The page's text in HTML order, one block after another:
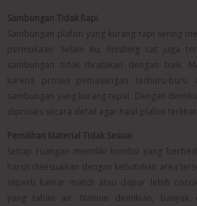
Sambungan Tidak Rapi
Sambungan plafon yang kurang rapi sering
permukaan. Selain itu, finishing cat juga
sambungan tidak diratakan dengan baik.
karena proses pemasangan terburu-buru
sambungan yang kurang tepat. Dengan
diproses secara detail agar hasil plafon terlihat
Pemilihan Material Tidak Sesuai
Setiap ruangan memiliki kondisi yang
harus disesuaikan dengan kebutuhan area
seperti kamar mandi atau dapur lebih cocok
yang tahan air. Namun demikian, banyak